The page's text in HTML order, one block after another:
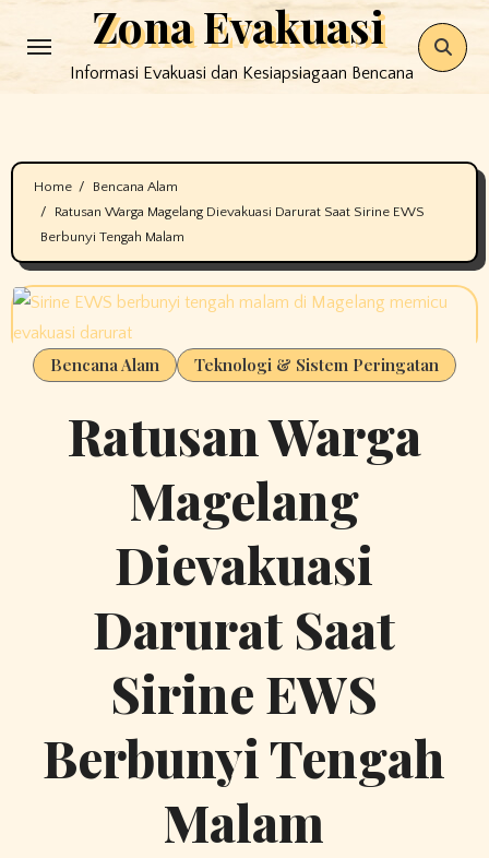
to
Zona Evakuasi
Informasi Evakuasi dan Kesiapsiagaan Bencana
Home
Bencana Alam
Ratusan Warga Magelang Dievakuasi Darurat Saat Sirine EWS
Berbunyi Tengah Malam
Bencana Alam Teknologi & Sistem Peringatan
Ratusan Warga
Magelang
Dievakuasi
Darurat Saat
Sirine EWS
Berbunyi Tengah
Malam